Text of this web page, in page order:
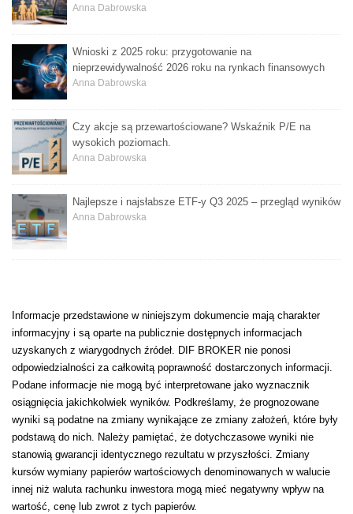
Anna Dabrowska
Wnioski z 2025 roku: przygotowanie na
nieprzewidywalność 2026 roku na rynkach finansowych
Anna Dabrowska
Czy akcje są przewartościowane? Wskaźnik P/E na
wysokich poziomach.
Anna Dabrowska
Najlepsze i najsłabsze ETF-y Q3 2025 – przegląd wyników
Anna Dabrowska
Informacje przedstawione w niniejszym dokumencie mają charakter
informacyjny i są oparte na publicznie dostępnych informacjach
uzyskanych z wiarygodnych źródeł. DIF BROKER nie ponosi
odpowiedzialności za całkowitą poprawność dostarczonych informacji.
Podane informacje nie mogą być interpretowane jako wyznacznik
osiągnięcia jakichkolwiek wyników. Podkreślamy, że prognozowane
wyniki są podatne na zmiany wynikające ze zmiany założeń, które były
podstawą do nich. Należy pamiętać, że dotychczasowe wyniki nie
stanowią gwarancji identycznego rezultatu w przyszłości. Zmiany
kursów wymiany papierów wartościowych denominowanych w walucie
innej niż waluta rachunku inwestora mogą mieć negatywny wpływ na
wartość, cenę lub zwrot z tych papierów.